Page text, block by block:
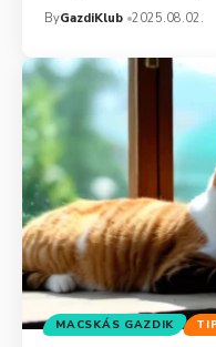
ByGazdiKlub 2025.08.02.
MACSKÁS GAZDIK